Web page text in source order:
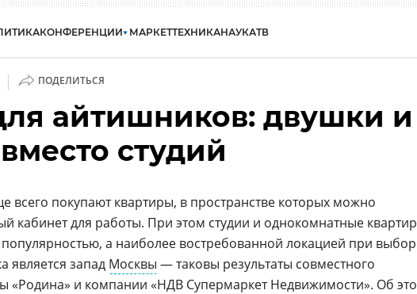
КОНФЕРЕНЦИИ МАРКЕТТЕХНИКАНАУКАТВ
| ПОДЕЛИТЬСЯ
айтишников: двушки и
студий
всего покупают квартиры, в пространстве которых можно
кабинет для работы. При этом студии и однокомнатные
популярностью, а наиболее востребованной локацией при
является запад Москвы — таковы результаты совместного
«Родина» и компании «НДВ Супермаркет Недвижимости». Об